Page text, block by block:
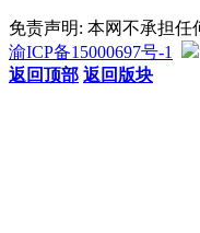
免责声明: 本网不承担
渝ICP备15000697号-1
返回顶部 返回版块